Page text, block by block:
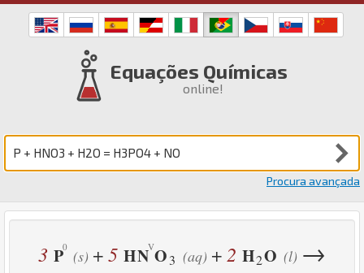
Equações Químicas
online!
Procura avançada
3 P (s) +5 HN O3 (aq) + 2 H2O (l) →